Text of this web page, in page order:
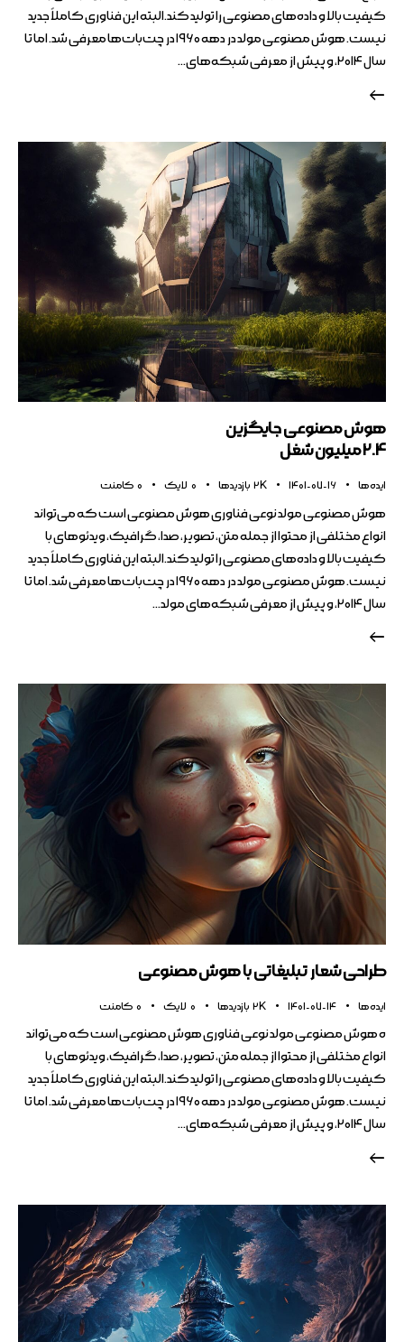
کیفیت بالا و داده‌های مصنوعی را تولید کند.البته این فناوری کاملاً جدید
نیست. هوش مصنوعی مولد در دهه ۱۹۶۰ در چت‌بات‌ها معرفی شد. اما تا
سال ۲۰۱۴، و پیش از معرفی شبکه‌های…
هوش مصنوعی جایگزین
2.4 میلیون شغل
ایده ها 1401-07-16
2K بازدیدها 0 لایک 0 کامنت
هوش مصنوعی مولد نوعی فناوری هوش مصنوعی است که می‌تواند
انواع مختلفی از محتوا از جمله متن، تصویر، صدا، گرافیک، ویدئوهای با
کیفیت بالا و داده‌های مصنوعی را تولید کند.البته این فناوری کاملاً جدید
نیست. هوش مصنوعی مولد در دهه ۱۹۶۰ در چت‌بات‌ها معرفی شد. اما تا
سال ۲۰۱۴، و پیش از معرفی شبکه‌های مولد…
طراحی شعار تبلیغاتی با هوش مصنوعی
ایده ها 1401-07-14
2K بازدیدها 0 لایک 0 کامنت
ه هوش مصنوعی مولد نوعی فناوری هوش مصنوعی است که می‌تواند
انواع مختلفی از محتوا از جمله متن، تصویر، صدا، گرافیک، ویدئوهای با
کیفیت بالا و داده‌های مصنوعی را تولید کند.البته این فناوری کاملاً جدید
نیست. هوش مصنوعی مولد در دهه ۱۹۶۰ در چت‌بات‌ها معرفی شد. اما تا
سال ۲۰۱۴، و پیش از معرفی شبکه‌های…